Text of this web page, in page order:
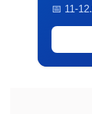
📅 11-